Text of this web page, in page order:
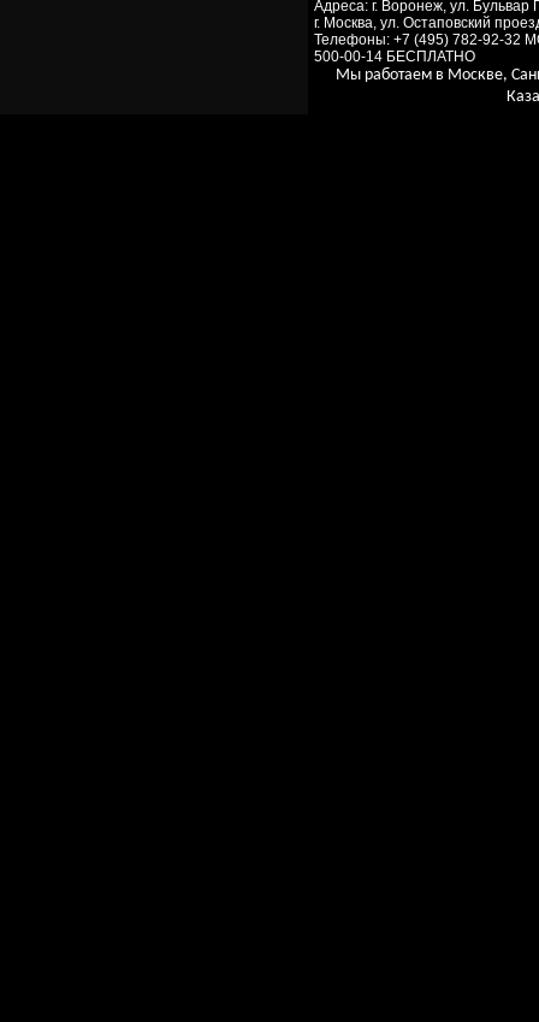
Адреса: г. Воронеж, ул.
г. Москва, ул. Остаповский
Телефоны: +7 (495) 782-92-32
500-00-14 БЕСПЛАТНО
Мы работаем в Москве,